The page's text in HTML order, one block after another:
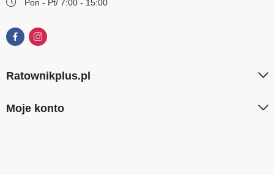
Pon - Pt/ 7:00 - 15:00
Ratownikplus.pl
Moje konto